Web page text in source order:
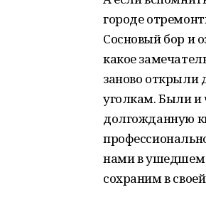
городе
Сосновый бор и
какое
заново открыли
уголкам. Были и
долгожданную
нами в ушедшем
сохраним в